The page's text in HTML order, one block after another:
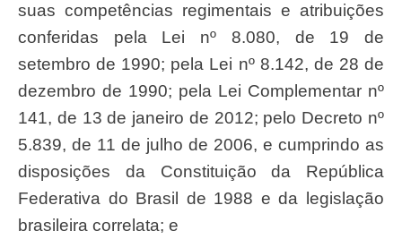
suas competências regimentais e atribuições
conferidas pela Lei nº 8.080, de 19 de
setembro de 1990; pela Lei nº 8.142, de 28 de
dezembro de 1990; pela Lei Complementar nº
141, de 13 de janeiro de 2012; pelo Decreto nº
5.839, de 11 de julho de 2006, e cumprindo as
disposições da Constituição da República
Federativa do Brasil de 1988 e da legislação
brasileira correlata; e